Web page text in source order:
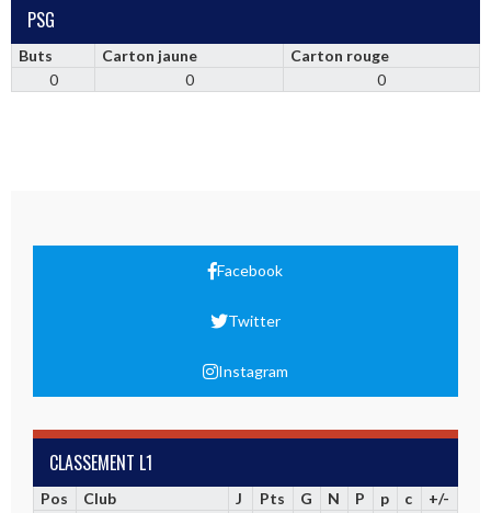
PSG
Buts Carton jaune
Carton rouge
0
0 0
Facebook
Twitter
Instagram
CLASSEMENT L1
Pos Club J Pts G N P p c
+/-